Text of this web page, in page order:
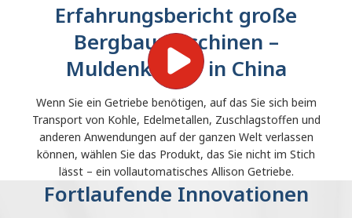
Erfahrungsbericht große
Bergbaumaschinen –
Muldenkipper in China
Wenn Sie ein Getriebe benötigen, auf das Sie sich beim
Transport von Kohle, Edelmetallen, Zuschlagstoffen und
anderen Anwendungen auf der ganzen Welt verlassen
können, wählen Sie das Produkt, das Sie nicht im Stich
lässt – ein vollautomatisches Allison Getriebe.
Fortlaufende Innovationen